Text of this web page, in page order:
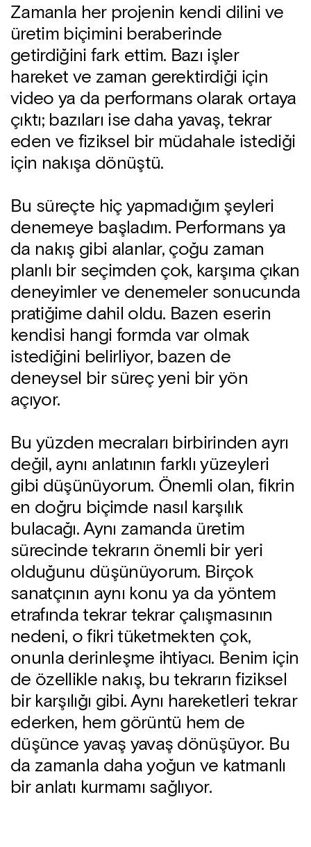
Zamanla her projenin kendi dilini ve
üretim biçimini beraberinde
getirdiğini fark ettim. Bazı işler
hareket ve zaman gerektirdiği için
video ya da performans olarak ortaya
çıktı; bazıları ise daha yavaş, tekrar
eden ve fiziksel bir müdahale istediği
için nakışa dönüştü.
Bu süreçte hiç yapmadığım şeyleri
denemeye başladım. Performans ya
da nakış gibi alanlar, çoğu zaman
planlı bir seçimden çok, karşıma çıkan
deneyimler ve denemeler sonucunda
pratiğime dahil oldu. Bazen eserin
kendisi hangi formda var olmak
istediğini belirliyor, bazen de
deneysel bir süreç yeni bir yön
açıyor.
Bu yüzden mecraları birbirinden ayrı
değil, aynı anlatının farklı yüzeyleri
gibi düşünüyorum. Önemli olan, fikrin
en doğru biçimde nasıl karşılık
bulacağı. Aynı zamanda üretim
sürecinde tekrarın önemli bir yeri
olduğunu düşünüyorum. Birçok
sanatçının aynı konu ya da yöntem
etrafında tekrar tekrar çalışmasının
nedeni, o fikri tüketmekten çok,
onunla derinleşme ihtiyacı. Benim için
de özellikle nakış, bu tekrarın fiziksel
bir karşılığı gibi. Aynı hareketleri tekrar
ederken, hem görüntü hem de
düşünce yavaş yavaş dönüşüyor. Bu
da zamanla daha yoğun ve katmanlı
bir anlatı kurmamı sağlıyor.